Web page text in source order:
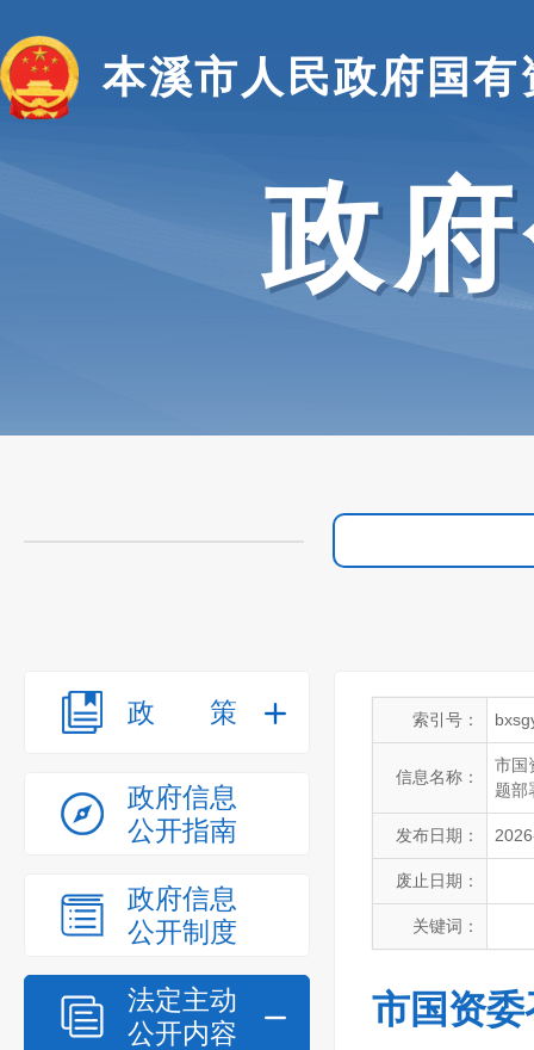
本溪市人民政府国
政
政策
政府信息
公开指南
政府信息
公开制度
法定主动
公开内容
索引号：
信息名称：
市国
题部
发布日期：
废止日期：
关键词：
市国资